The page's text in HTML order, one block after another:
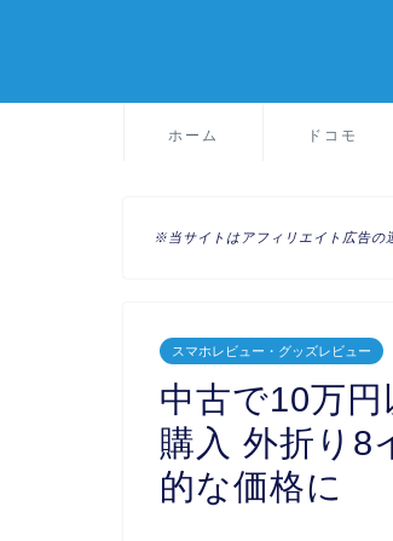
ホーム ドコモ
※当サイトはアフィリエイト広告の
スマホレビュー・グッズレビュー
中古で10万
購入 外折り8
的な価格に